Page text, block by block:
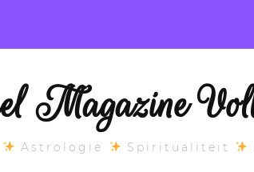
Magazine
Astrologie Spiritualiteit